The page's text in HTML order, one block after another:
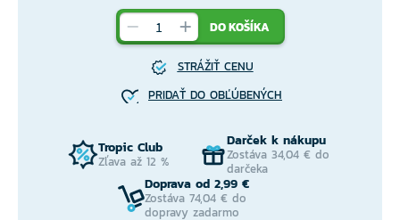
DO KOŠÍKA
STRÁŽIŤ CENU
PRIDAŤ DO OBĽÚBENÝCH
Tropic Club
Zľava až 12 %
Darček k nákupu
Zostáva 34,04 € do
darčeka
Doprava od 2,99 €
Zostáva 74,04 € do
dopravy zadarmo